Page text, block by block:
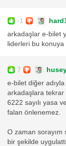
-1
arkadaşlar e-bilet
liderleri bu
7
e-bilet diğer
arkadaşlara tekrar
6222 sayılı yasa
falan önlenemez.
O zaman sorayım
bir şekilde